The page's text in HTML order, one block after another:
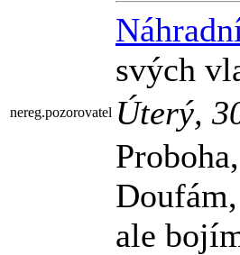
svých
nereg.pozorovatel Úterý,
ale